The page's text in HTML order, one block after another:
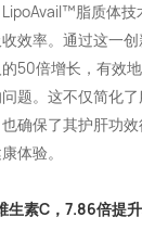
脂质体
效率。通过这一
50倍增长，有效
题。这不仅简化
确保了其护肝功
体验。
生素C， 7.86倍提